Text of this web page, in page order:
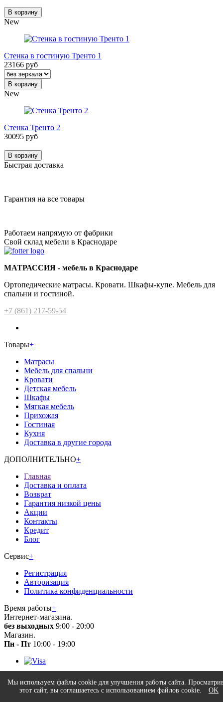
Мы используем файлы cookie для улучшения работы сайта.
этот сайт, вы соглашаетесь с использованием файлов cookie.
OK
В корзину
New
Стенка в гостиную Тренто 1
23166 руб
В корзину
New
Стенка Тренто 2
30095 руб
В корзину
Быстрая доставка
Гарантия на все товары
Работаем напрямую от фабрики
Свой склад мебели в Краснодаре
МАТРАССИЯ - мебель в Краснодаре
Ортопедические матрасы. Кровати. Шкафы-купе. Мебель для
спальни и гостиной.
+7 (861) 217-59-54
Товары+
Матрасы
Мебель для спальни
Кровати
Детская мебель
Шкафы
Мягкая мебель
Прихожая
Гостиная
Кухня
Доставка в другие города
ДОПОЛНИТЕЛЬНО+
Главная
Доставка и оплата
Возврат
Гарантия низкой цены
Акции
Контакты
Кредит
Блог
Сервис+
Регистрация
Авторизация
Политика конфиденциальности
Время работы+
Интернет-магазина.
без выходных 9:00 - 20:00
Магазин.
Пн - Пт 10:00 - 19:00
© 2026 Все права защищены. Информация сайта защищена
законом об авторских правах. Вся информация на сайте носит
справочный характер и не является публичной офертой.